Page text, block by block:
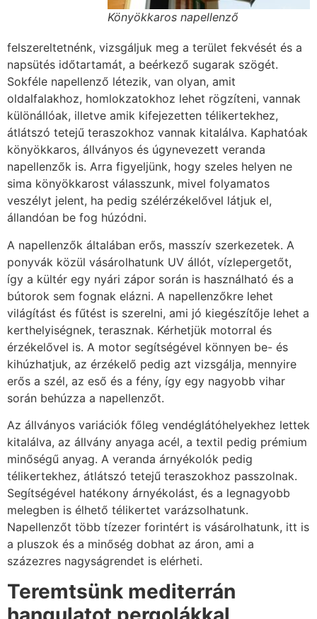
Könyökkaros napellenző
felszereltetnénk, vizsgáljuk meg a terület fekvését és a
napsütés időtartamát, a beérkező sugarak szögét.
Sokféle napellenző létezik, van olyan, amit
oldalfalakhoz, homlokzatokhoz lehet rögzíteni, vannak
különállóak, illetve amik kifejezetten télikertekhez,
átlátszó tetejű teraszokhoz vannak kitalálva. Kaphatóak
könyökkaros, állványos és úgynevezett veranda
napellenzők is. Arra figyeljünk, hogy szeles helyen ne
sima könyökkarost válasszunk, mivel folyamatos
veszélyt jelent, ha pedig szélérzékelővel látjuk el,
állandóan be fog húzódni.
A napellenzők általában erős, masszív szerkezetek. A
ponyvák közül vásárolhatunk UV állót, vízlepergetőt,
így a kültér egy nyári zápor során is használható és a
bútorok sem fognak elázni. A napellenzőkre lehet
világítást és fűtést is szerelni, ami jó kiegészítője lehet a
kerthelyiségnek, terasznak. Kérhetjük motorral és
érzékelővel is. A motor segítségével könnyen be- és
kihúzhatjuk, az érzékelő pedig azt vizsgálja, mennyire
erős a szél, az eső és a fény, így egy nagyobb vihar
során behúzza a napellenzőt.
Az állványos variációk főleg vendéglátóhelyekhez lettek
kitalálva, az állvány anyaga acél, a textil pedig prémium
minőségű anyag. A veranda árnyékolók pedig
télikertekhez, átlátszó tetejű teraszokhoz passzolnak.
Segítségével hatékony árnyékolást, és a legnagyobb
melegben is élhető télikertet varázsolhatunk.
Napellenzőt több tízezer forintért is vásárolhatunk, itt is
a pluszok és a minőség dobhat az áron, ami a
százezres nagyságrendet is elérheti.
Teremtsünk mediterrán